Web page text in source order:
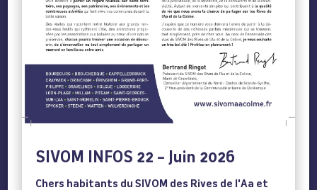
SIVOM INFOS 22 – Juin 2026
Chers habitants du SIVOM des Rives de l'Aa et